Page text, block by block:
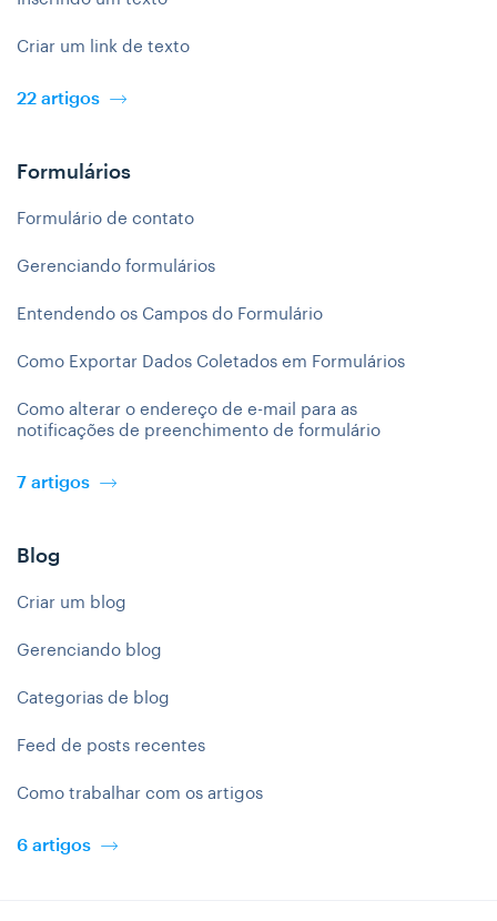
Criar um link de texto
22 artigos
Formulários
Formulário de contato
Gerenciando formulários
Entendendo os Campos do Formulário
Como Exportar Dados Coletados em Formulários
Como alterar o endereço de e-mail para as
notificações de preenchimento de formulário
7 artigos
Blog
Criar um blog
Gerenciando blog
Categorias de blog
Feed de posts recentes
Como trabalhar com os artigos
6 artigos